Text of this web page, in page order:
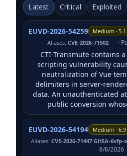
Latest Critical Exploited
EUVD-2026-54259
Medium · 5.1
Aliases: CVE-2026-71502 ·
CTI-Transmute contains
scripting vulnerability
neutralization of Vue
delimiters in server-
data. An unauthenticated
public conversion
EUVD-2026-54194
Medium · 6.9
Aliases: CVE-2026-71447 GHSA-6vfp-
8/6/2026